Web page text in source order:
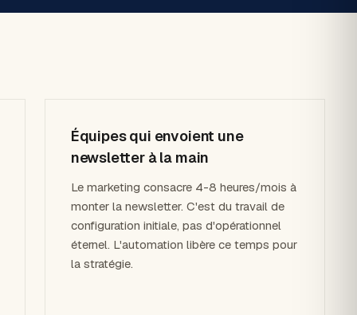
Équipes qui envoient une
newsletter à la main
Le marketing consacre 4-8 heures/mois à
monter la newsletter. C'est du travail de
configuration initiale, pas d'opérationnel
éternel. L'automation libère ce temps pour
la stratégie.